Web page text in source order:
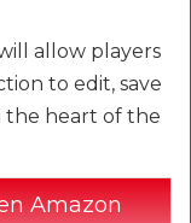
allow players
to edit, save
the heart of the
Amazon